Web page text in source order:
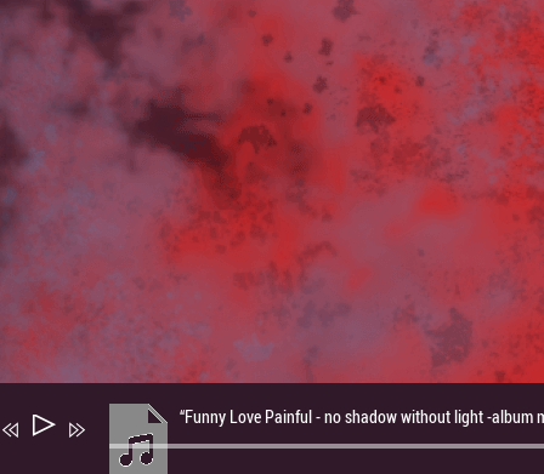
“Funny Love Painful - no shadow without light -album
Audio